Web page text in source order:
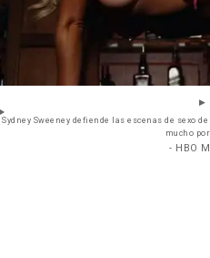
Sydney Sweeney defiende las escenas de sexo
mucho
- HBO